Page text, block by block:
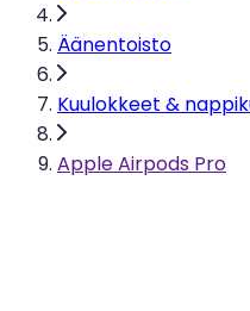
Äänentoisto
Kuulokkeet &
Apple Airpods Pro